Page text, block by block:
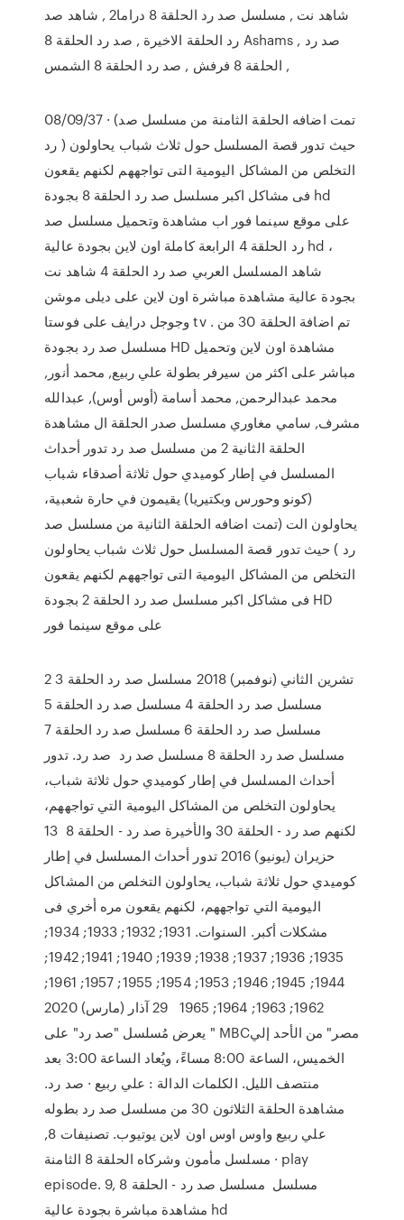
شاهد نت , مسلسل صد رد الحلقة 8 دراما2 , شاهد صد
رد الحلقة الاخيرة , صد رد الحلقة 8 Ashams , صد رد
الحلقة 8 فرفش , صد رد الحلقة 8 الشمس ,
08/09/37 · (تمت اضافه الحلقة الثامنة من مسلسل صد
رد ) حيث تدور قصة المسلسل حول ثلاث شباب يحاولون
التخلص من المشاكل اليومية التى تواجههم لكنهم يقعون
فى مشاكل اكبر مسلسل صد رد الحلقة 8 بجودة hd
على موقع سينما فور اب مشاهدة وتحميل مسلسل صد
رد الحلقة 4 الرابعة كاملة اون لاين بجودة عالية hd ،
شاهد المسلسل العربي صد رد الحلقة 4 شاهد نت
بجودة عالية مشاهدة مباشرة اون لاين على ديلى موشن
وجوجل درايف على فوستا tv . تم اضافة الحلقة 30 من
مسلسل صد رد بجودة HD مشاهدة اون لاين وتحميل
مباشر على اكثر من سيرفر بطولة علي ربيع, محمد أنور,
محمد عبدالرحمن, محمد أسامة (أوس أوس), عبدالله
مشرف, سامي مغاوري مسلسل صدر الحلقة ال مشاهدة
الحلقة الثانية 2 من مسلسل صد رد تدور أحداث
المسلسل في إطار كوميدي حول ثلاثة أصدقاء شباب
(كونو وحورس وبكتيريا) يقيمون في حارة شعبية،
يحاولون الت (تمت اضافه الحلقة الثانية من مسلسل صد
رد ) حيث تدور قصة المسلسل حول ثلاث شباب يحاولون
التخلص من المشاكل اليومية التى تواجههم لكنهم يقعون
فى مشاكل اكبر مسلسل صد رد الحلقة 2 بجودة HD
على موقع سينما فور
2 تشرين الثاني (نوفمبر) 2018 مسلسل صد رد الحلقة 3
مسلسل صد رد الحلقة 4 مسلسل صد رد الحلقة 5
مسلسل صد رد الحلقة 6 مسلسل صد رد الحلقة 7
مسلسل صد رد الحلقة 8 مسلسل صد رد صد رد. تدور
أحداث المسلسل في إطار كوميدي حول ثلاثة شباب،
يحاولون التخلص من المشاكل اليومية التي تواجههم،
لكنهم صد رد - الحلقة 30 والأخيرة صد رد - الحلقة 8 13
حزيران (يونيو) 2016 تدور أحداث المسلسل في إطار
كوميدي حول ثلاثة شباب، يحاولون التخلص من المشاكل
اليومية التي تواجههم، لكنهم يقعون مره أخري فى
مشكلات أكبر. السنوات. 1931; 1932; 1933; 1934;
1935; 1936; 1937; 1938; 1939; 1940; 1941; 1942;
1944; 1945; 1946; 1953; 1954; 1955; 1957; 1961;
1962; 1963; 1964; 1965 29 آذار (مارس) 2020
يعرض مُسلسل "صد رد" على " MBCمصر" من الأحد إلي
الخميس، الساعة 8:00 مساءً، ويُعاد الساعة 3:00 بعد
منتصف الليل. الكلمات الدالة : علي ربيع · صد رد.
مشاهدة الحلقة الثلاثون 30 من مسلسل صد رد بطوله
علي ربيع واوس اوس اون لاين يوتيوب. تصنيفات 8,
مسلسل مأمون وشركاه الحلقة 8 الثامنة · play
episode. 9, مسلسل مسلسل صد رد - الحلقة 8
مشاهدة مباشرة بجودة عالية hd